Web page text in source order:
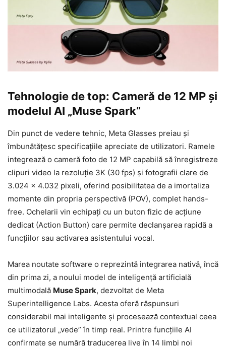
Tehnologie de top: Cameră de 12 MP și
modelul AI „Muse Spark”
Din punct de vedere tehnic, Meta Glasses preiau și
îmbunătățesc specificațiile apreciate de utilizatori. Ramele
integrează o cameră foto de 12 MP capabilă să înregistreze
clipuri video la rezoluție 3K (30 fps) și fotografii clare de
3.024 x 4.032 pixeli, oferind posibilitatea de a imortaliza
momente din propria perspectivă (POV), complet hands-
free. Ochelarii vin echipați cu un buton fizic de acțiune
dedicat (Action Button) care permite declanșarea rapidă a
funcțiilor sau activarea asistentului vocal.
Marea noutate software o reprezintă integrarea nativă, încă
din prima zi, a noului model de inteligență artificială
multimodală Muse Spark, dezvoltat de Meta
Superintelligence Labs. Acesta oferă răspunsuri
considerabil mai inteligente și procesează contextual ceea
ce utilizatorul „vede” în timp real. Printre funcțiile AI
confirmate se numără traducerea live în 14 limbi noi